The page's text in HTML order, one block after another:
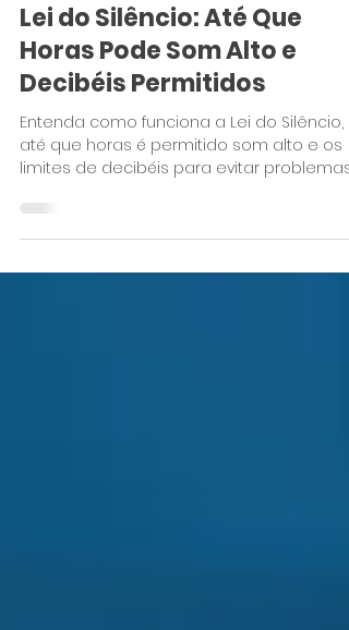
Eduardo Bitencourt
10 de out. de 2025
8 min de leitura
Lei do Silêncio: Até Que
Horas Pode Som Alto e
Decibéis Permitidos
até que horas é permitido som alto e os
limites de decibéis para evitar problemas